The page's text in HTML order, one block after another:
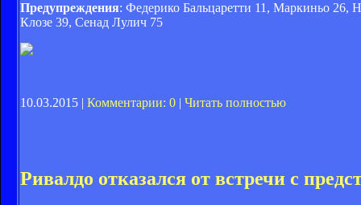
Предупреждения: Федерико Бальцаретти 11, Маркиньо 26,
Клозе 39, Сенад Лулич 75
10.03.2015 | Комментарии: 0 Читать полностью
Ривалдо отказался от встречи с